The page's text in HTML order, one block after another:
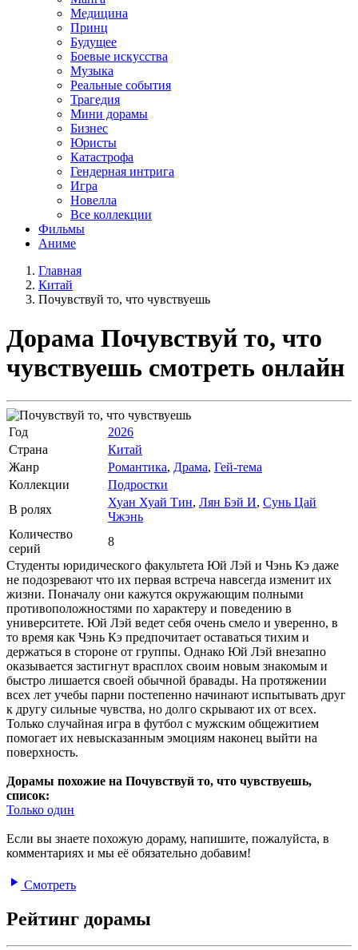
Медицина
Принц
Будущее
Боевые искусства
Музыка
Реальные события
Трагедия
Мини дорамы
Бизнес
Юристы
Катастрофа
Гендерная интрига
Игра
Новелла
Все коллекции
Фильмы
Аниме
Главная
Китай
Почувствуй то, что чувствуешь
Дорама Почувствуй то, что
чувствуешь смотреть онлайн
Год
2026
Страна
Китай
Жанр
Романтика, Драма, Гей-тема
Коллекции
Подростки
В ролях
Хуан Хуай Тин, Лян Бэй И, Сунь Цай
Чжэнь
Количество
серий
8
Студенты юридического факультета Юй Лэй и Чэнь Кэ даже
не подозревают что их первая встреча навсегда изменит их
жизни. Поначалу они кажутся окружающим полными
противоположностями по характеру и поведению в
университете. Юй Лэй ведет себя очень смело и уверенно, в
то время как Чэнь Кэ предпочитает оставаться тихим и
держаться в стороне от группы. Однако Юй Лэй внезапно
оказывается застигнут врасплох своим новым знакомым и
быстро лишается своей обычной бравады. На протяжении
всех лет учебы парни постепенно начинают испытывать друг
к другу сильные чувства, но долго скрывают их от всех.
Только случайная игра в футбол с мужским общежитием
помогает их невысказанным эмоциям наконец выйти на
поверхность.
Дорамы похожие на Почувствуй то, что чувствуешь,
список:
Только один
Если вы знаете похожую дораму, напишите, пожалуйста, в
комментариях и мы её обязательно добавим!
Смотреть
Рейтинг дорамы